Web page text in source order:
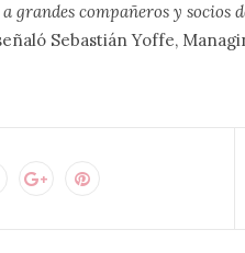
grandes compañeros y
Sebastián Yoffe,